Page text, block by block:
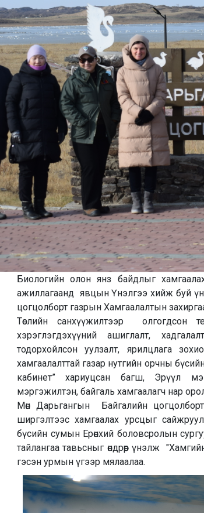
Биологийн олон янз байдлыг хамгаалах
ажиллагаанд явцын Үнэлгээ хийж буй
цогцолборт газрын Хамгаалалтын
Төслийн санхүүжилтээр олгогдсон
хэрэглэгдэхүүний ашиглалт,
тодорхойлсон уулзалт, ярилцлага
хамгаалалттай газар нутгийн орчны
кабинет” хариуцсан багш, Эрүүл
мэргэжилтэн, байгаль хамгаалагч нар
Мөн Дарьгангын Байгалийн
ширгэлтээс хамгаалах урсцыг
бүсийн сумын Ерөнхий боловсролын
тайлангаа тавьсныг өндрөөр үнэлж
гэсэн урмын үгээр мялаалаа.